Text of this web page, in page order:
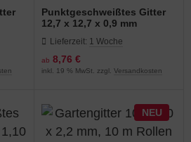
Punktgeschweißtes Gitter
12,7 x 12,7 x 0,9 mm
verschiedenen Höhen
Lieferzeit: 1 Woche
ab 8,76 €
inkl. 19 % MwSt. zzgl. Versandkosten
NEU